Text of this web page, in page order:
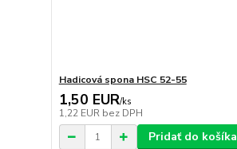
Hadicová spona HSC 52-55
1,50 EUR/ks
1,22 EUR bez DPH
Pridať do košíka